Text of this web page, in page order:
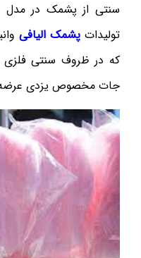
سنتی از پشمک در مدل
تولیداتپشمک الیافی
که در ظروف سنتی فلزی
جات مخصوص یزدی